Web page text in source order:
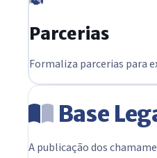
Parcerias
Formaliza parcerias para
Base
A publicação dos